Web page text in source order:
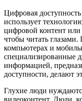
Цифровая
использует
цифровой контент или
чтобы читать
компьютерах и
специализированные
информацией,
доступности, делают
Глухие люди
видеоконтент. Люди,